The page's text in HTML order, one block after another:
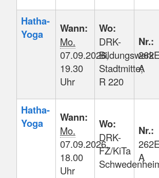
Hatha-
Yoga
Wann:
Mo.
07.09.2026,
19.30
Uhr
Wo:
DRK-
Bildungswerk
Stadtmitte;
R 220
Nr.:
A
Hatha-
Yoga
Wann:
Mo.
07.09.2026,
18.00
Uhr
Wo:
DRK-
FZ/KiTa
Nr.:
A